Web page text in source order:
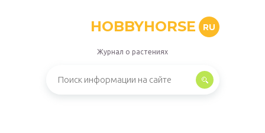
HOBBYHORSE RU
Журнал о растениях